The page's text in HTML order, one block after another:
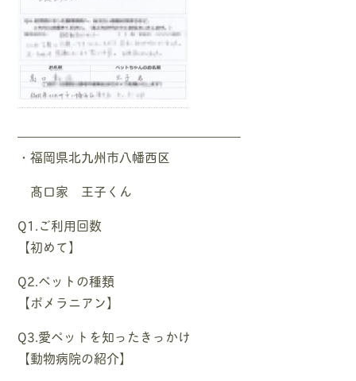
—————————————————–
・福岡県北九州市八幡西区
髙口家 王子くん
Q1.ご利用回数
【初めて】
Q2.ペットの種類
【ポメラニアン】
Q3.愛ペットを知ったきっかけ
【動物病院の紹介】